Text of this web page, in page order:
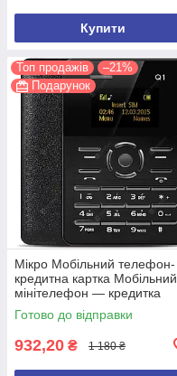
Купити
Топ продажів
–21%
Подарунок
Мікро Мобільний телефон-
кредитна картка Мобільний
мінітелефон — кредитка
AIEK C6 Q1 Акція телефон
кредитка
Готово до відправки
932,20 ₴ 1 180 ₴